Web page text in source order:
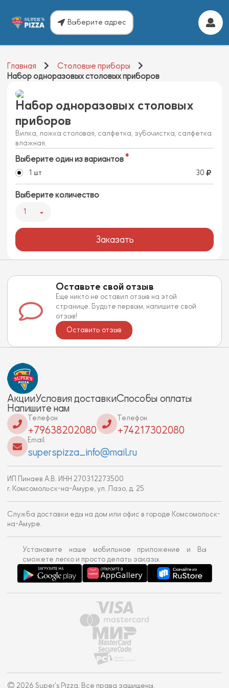
Выберите адрес
Главная
Столовые приборы
Набор одноразовых столовых приборов
Набор одноразовых столовых
приборов
Вилка, ложка столовая, салфетка, зубочистка, салфетка
влажная.
Выберите один из вариантов
1 шт 30
Выберите количество
1
Заказать
Оставьте свой отзыв
Еще никто не оставил отзыв на этой
странице. Будьте первым, напишите свой
отзыв!
Оставить отзыв
АкцииУсловия доставкиСпособы оплаты
Напишите нам
Телефон
+79638202080
Телефон
+74217302080
Email
superspizza_info@mail.ru
ИП Пинаев А.В. ИНН 270312273500
г. Комсомольск-на-Амуре, ул. Лазо, д. 25
Служба доставки еды на дом или офис в городе Комсомольск-
на-Амуре.
Установите наше мобильное приложение и Вы
сможете легко и просто делать заказы.
© 2026 Super's Pizza. Все права защищены.